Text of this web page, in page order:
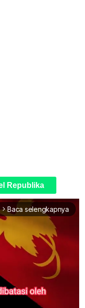
Republika
arrow_forward_ios Baca selengkapnya